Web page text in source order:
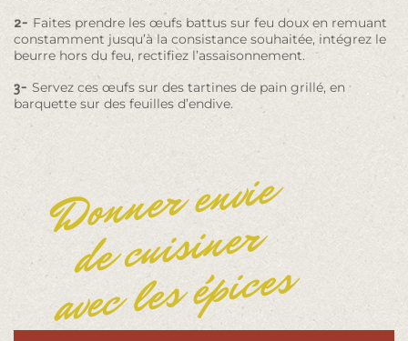
2- Faites prendre les œufs battus sur feu doux en remuant
constamment jusqu’à la consistance souhaitée, intégrez le
beurre hors du feu, rectifiez l’assaisonnement.
3- Servez ces œufs sur des tartines de pain grillé, en
barquette sur des feuilles d’endive.
Donner envie
de cuisiner
avec les épices